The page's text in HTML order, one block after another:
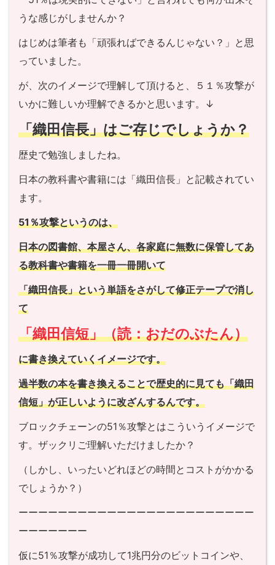
うな感じがしませんか？
はじめは筆者も「頑張ればできるんじゃない？」と思
っていました。
が、次のイメージで理解して頂けると、５１％攻撃が
いかに難しいか理解できるかと思います。↓
「織田信長」はご存じでしょうか？
歴史で勉強しましたね。
日本の教科書や書籍には「織田信長」と記載されてい
ます。
51％攻撃というのは、
日本の図書館、本屋さん、各家庭に無数に保管してあ
る教科書や書籍を一冊一冊開いて
「織田信長」という単語をさがして修正テープで消し
て
「織田信短」（読：おだのぶたん）
に書き換えていくイメージです。
過半数の本を書き換えることで歴史的に見ても「織田
信短」が正しいように改ざんするんです。
ブロックチェーンの51％攻撃とはこういうイメージで
す。ザックリご理解いただけましたか？
（しかし、いったいどれほどの時間とコストがかかる
でしょうか？）
ーーーーーーーーーーーーーーーーーーーーーーーー
ーーーーーーー
仮に51％攻撃が成功して1兆円分のビットコインや、